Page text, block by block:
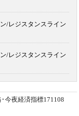
/レジスタンスライン
/レジスタンスライン
今夜経済指標171108